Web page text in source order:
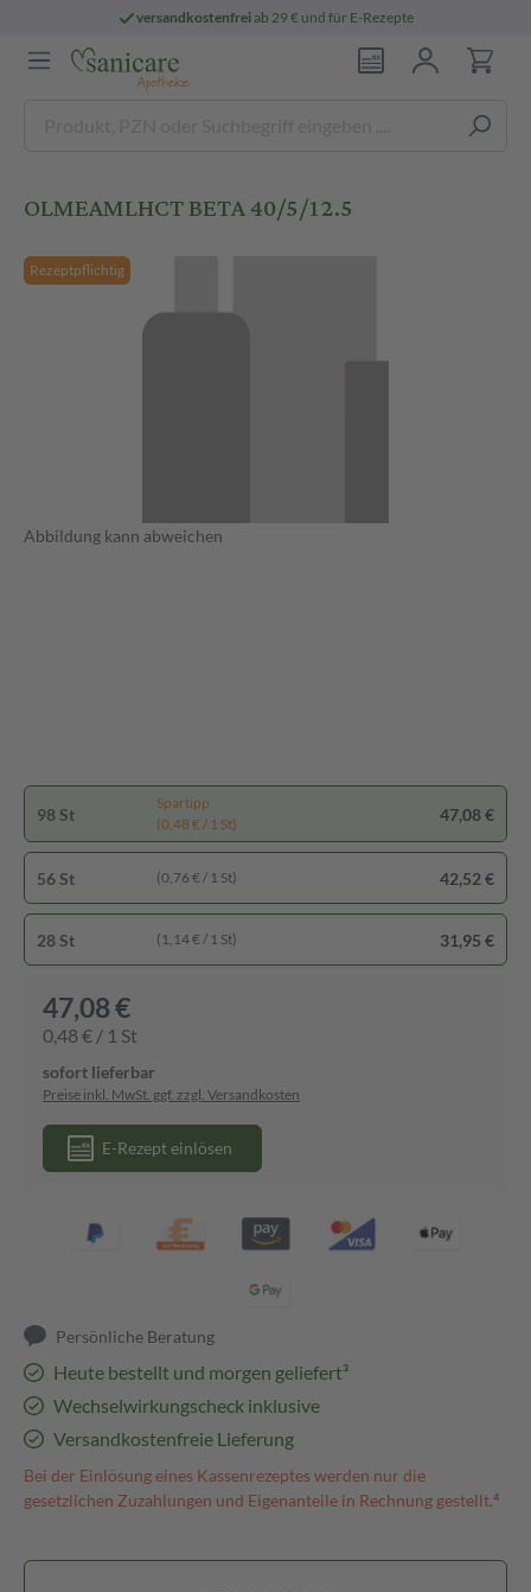
versandkostenfreiab 29 € und für E-Rezepte
OLMEAMLHCT BETA 40/5/12.5
Rezeptpflichtig
Abbildung kann abweichen
98 St
Spartipp
(0,48 € / 1 St)
47,08 €
56 St (0,76 € / 1 St) 42,52 €
28 St (1,14 € / 1 St) 31,95 €
47,08 €
0,48 € / 1 St
sofort lieferbar
Preise inkl. MwSt. ggf. zzgl. Versandkosten
E-Rezept einlösen
Persönliche Beratung
Heute bestellt und morgen geliefert³
Wechselwirkungscheck inklusive
Versandkostenfreie Lieferung
Bei der Einlösung eines Kassenrezeptes werden nur die
gesetzlichen Zuzahlungen und Eigenanteile in Rechnung gestellt.⁴